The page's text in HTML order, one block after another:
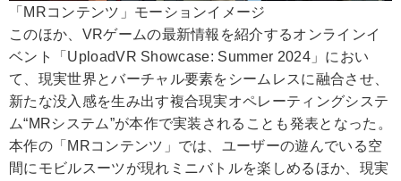
「MRコンテンツ」モーションイメージ
このほか、VRゲームの最新情報を紹介するオンラインイ
ベント「UploadVR Showcase: Summer 2024」におい
て、現実世界とバーチャル要素をシームレスに融合させ、
新たな没入感を生み出す複合現実オペレーティングシステ
ム“MRシステム”が本作で実装されることも発表となった。
本作の「MRコンテンツ」では、ユーザーの遊んでいる空
間にモビルスーツが現れミニバトルを楽しめるほか、現実